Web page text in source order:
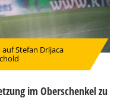
Stefan Drljaca
im Oberschenkel zu